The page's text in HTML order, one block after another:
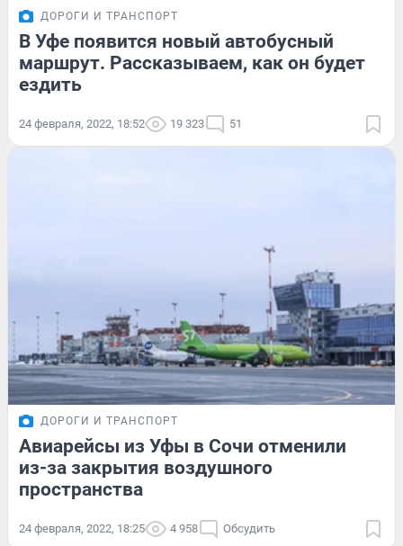
ДОРОГИ И ТРАНСПОРТ
В Уфе появится новый автобусный
маршрут. Рассказываем, как он будет
ездить
24 февраля, 2022, 18:52 19 323 51
ДОРОГИ И ТРАНСПОРТ
Авиарейсы из Уфы в Сочи отменили
из-за закрытия воздушного
пространства
24 февраля, 2022, 18:25 4 958 Обсудить